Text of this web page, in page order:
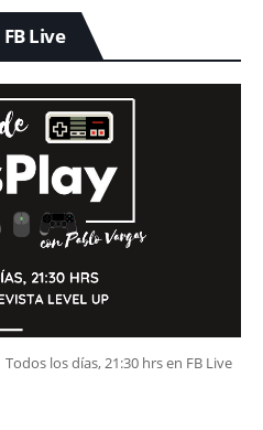
Live
los días, 21:30 hrs en FB Live